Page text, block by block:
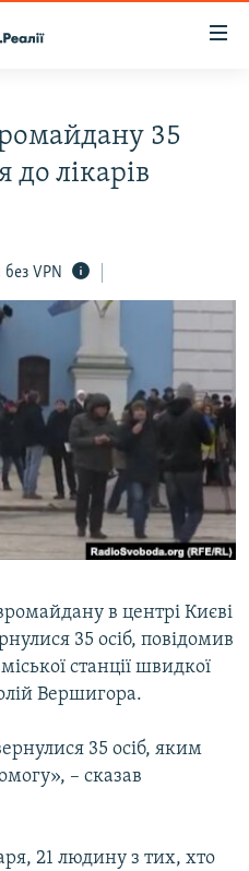
35
до лікарів
VPN
в центрі Києві
35 осіб, повідомив
станції швидкої
Вершигора.
35 осіб, яким
– сказав
21 людину з тих, хто